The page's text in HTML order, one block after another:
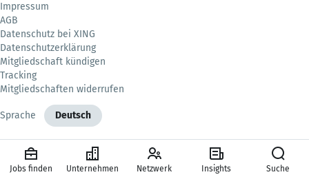
Impressum
AGB
Datenschutz bei XING
Datenschutzerklärung
Mitgliedschaft kündigen
Tracking
Mitgliedschaften widerrufen
Sprache Deutsch
Jobs finden Unternehmen Netzwerk Insights Suche